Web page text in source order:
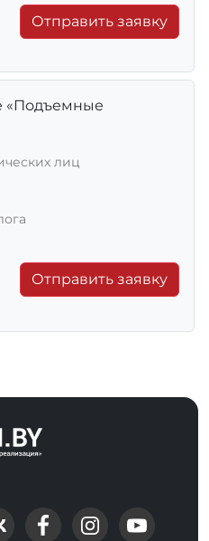
Отправить заявку
«Подъемные
лиц
Отправить заявку